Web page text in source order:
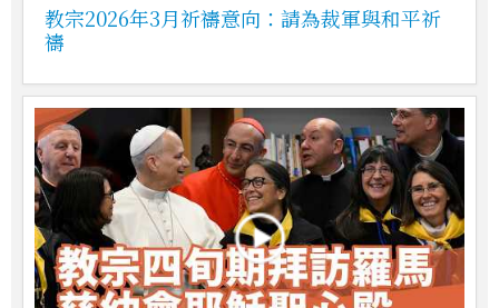
教宗2026年3月祈禱意向：請為裁軍與和平祈
禱